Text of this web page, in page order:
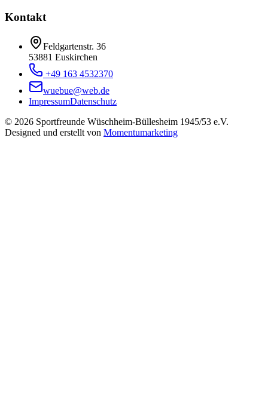
Kontakt
Feldgartenstr. 36
53881 Euskirchen
+49 163 4532370
wuebue@web.de
ImpressumDatenschutz
© 2026 Sportfreunde Wüschheim-Büllesheim 1945/53 e.V.
Designed und erstellt von Momentumarketing